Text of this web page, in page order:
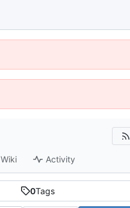
Wiki Activity
0Tags